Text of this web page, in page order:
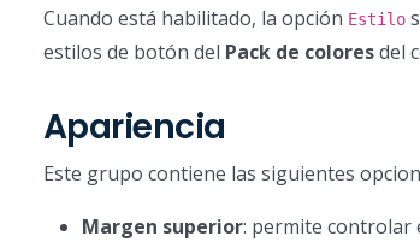
Cuando está habilitado, la opción Estilo
estilos de botón del Pack de coloresdel
Apariencia
Este grupo contiene las siguientes
Margen superior: permite controlar